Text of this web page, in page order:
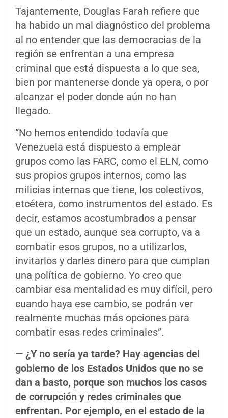
Tajantemente, Douglas Farah refiere que
ha habido un mal diagnóstico del problema
al no entender que las democracias de la
región se enfrentan a una empresa
criminal que está dispuesta a lo que sea,
bien por mantenerse donde ya opera, o por
alcanzar el poder donde aún no han
llegado.
“No hemos entendido todavía que
Venezuela está dispuesto a emplear
grupos como las FARC, como el ELN, como
sus propios grupos internos, como las
milicias internas que tiene, los colectivos,
etcétera, como instrumentos del estado. Es
decir, estamos acostumbrados a pensar
que un estado, aunque sea corrupto, va a
combatir esos grupos, no a utilizarlos,
invitarlos y darles dinero para que cumplan
una política de gobierno. Yo creo que
cambiar esa mentalidad es muy difícil, pero
cuando haya ese cambio, se podrán ver
realmente muchas más opciones para
combatir esas redes criminales”.
— ¿Y no sería ya tarde? Hay agencias del
gobierno de los Estados Unidos que no se
dan a basto, porque son muchos los casos
de corrupción y redes criminales que
enfrentan. Por ejemplo, en el estado de la